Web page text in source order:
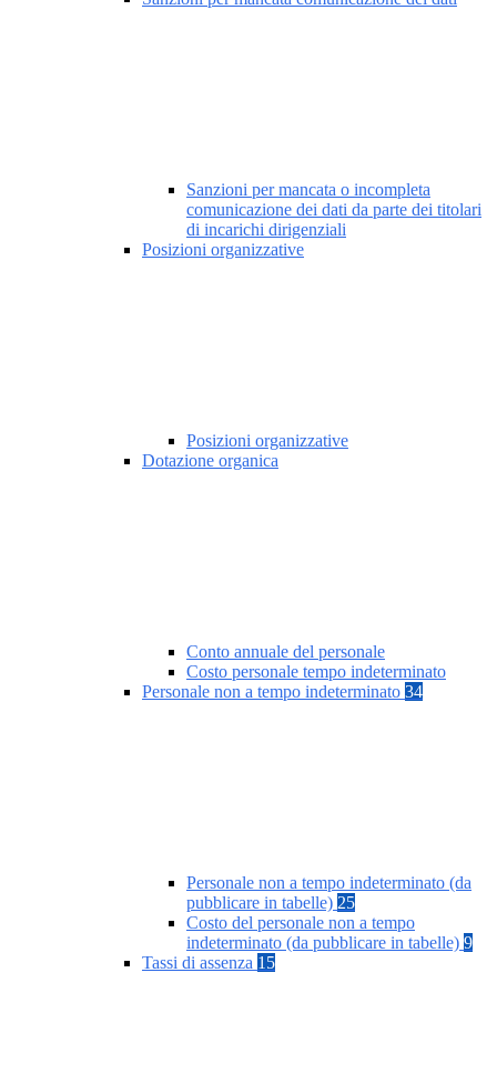
Sanzioni per mancata o incompleta
comunicazione dei dati da parte dei titolari
di incarichi dirigenziali
Posizioni organizzative
Posizioni organizzative
Dotazione organica
Conto annuale del personale
Costo personale tempo indeterminato
Personale non a tempo indeterminato 34
Personale non a tempo indeterminato (da
pubblicare in tabelle) 25
Costo del personale non a tempo
indeterminato (da pubblicare in tabelle) 9
Tassi di assenza 15